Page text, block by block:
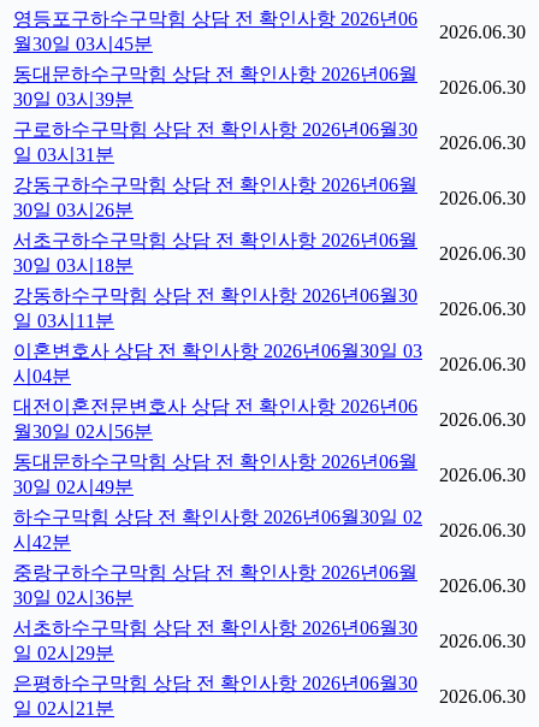
영등포구하수구막힘 상담 전 확인사항 2026년06
월30일 03시45분
2026.06.30
동대문하수구막힘 상담 전 확인사항 2026년06월
30일 03시39분
2026.06.30
구로하수구막힘 상담 전 확인사항 2026년06월30
일 03시31분
2026.06.30
강동구하수구막힘 상담 전 확인사항 2026년06월
30일 03시26분
2026.06.30
서초구하수구막힘 상담 전 확인사항 2026년06월
30일 03시18분
2026.06.30
강동하수구막힘 상담 전 확인사항 2026년06월30
일 03시11분
2026.06.30
이혼변호사 상담 전 확인사항 2026년06월30일 03
시04분
2026.06.30
대전이혼전문변호사 상담 전 확인사항 2026년06
월30일 02시56분
2026.06.30
동대문하수구막힘 상담 전 확인사항 2026년06월
30일 02시49분
2026.06.30
하수구막힘 상담 전 확인사항 2026년06월30일 02
시42분
2026.06.30
중랑구하수구막힘 상담 전 확인사항 2026년06월
30일 02시36분
2026.06.30
서초하수구막힘 상담 전 확인사항 2026년06월30
일 02시29분
2026.06.30
은평하수구막힘 상담 전 확인사항 2026년06월30
일 02시21분
2026.06.30